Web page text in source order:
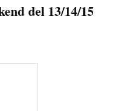
del 13/14/15